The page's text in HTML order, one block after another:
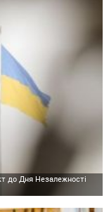
до Дня Незалежності